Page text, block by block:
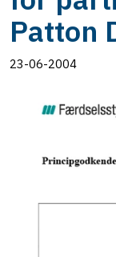
Patton
23-06-2004